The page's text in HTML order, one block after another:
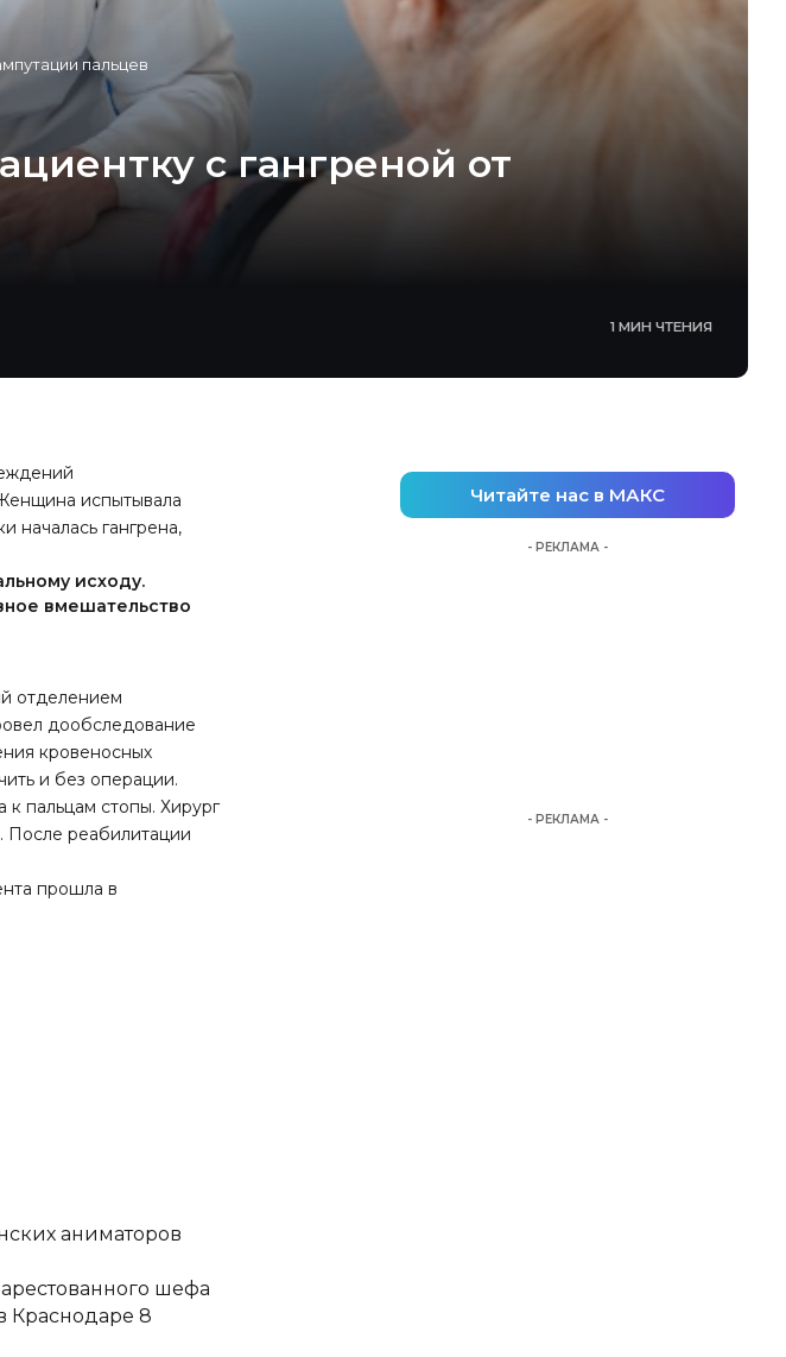
пальцев
с гангреной от
1 МИН ЧТЕНИЯ
испытывала
началась гангрена,
исходу.
вмешательство
отделением
дообследование
кровеносных
и без операции.
пальцам стопы. Хирург
После реабилитации
прошла в
аниматоров
шефа
Краснодаре 8
Читайте нас в МАКС
- РЕКЛАМА -
- РЕКЛАМА -